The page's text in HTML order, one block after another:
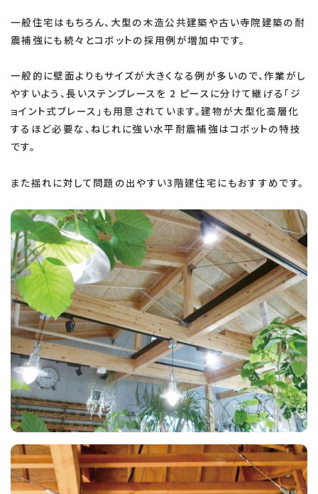
一般住宅はもちろん、大型の木造公共建築や古い寺院建築の耐
震補強にも続々とコボットの採用例が増加中です。
一般的に壁面よりもサイズが大きくなる例が多いので、作業がし
やすいよう、長いステンブレースを 2 ピースに分けて継げる「ジ
ョイント式ブレース」も用意されています。建物が大型化高層化
するほど必要な、ねじれに強い水平耐震補強はコボットの特技
です。
また揺れに対して問題の出やすい3階建住宅にもおすすめです。